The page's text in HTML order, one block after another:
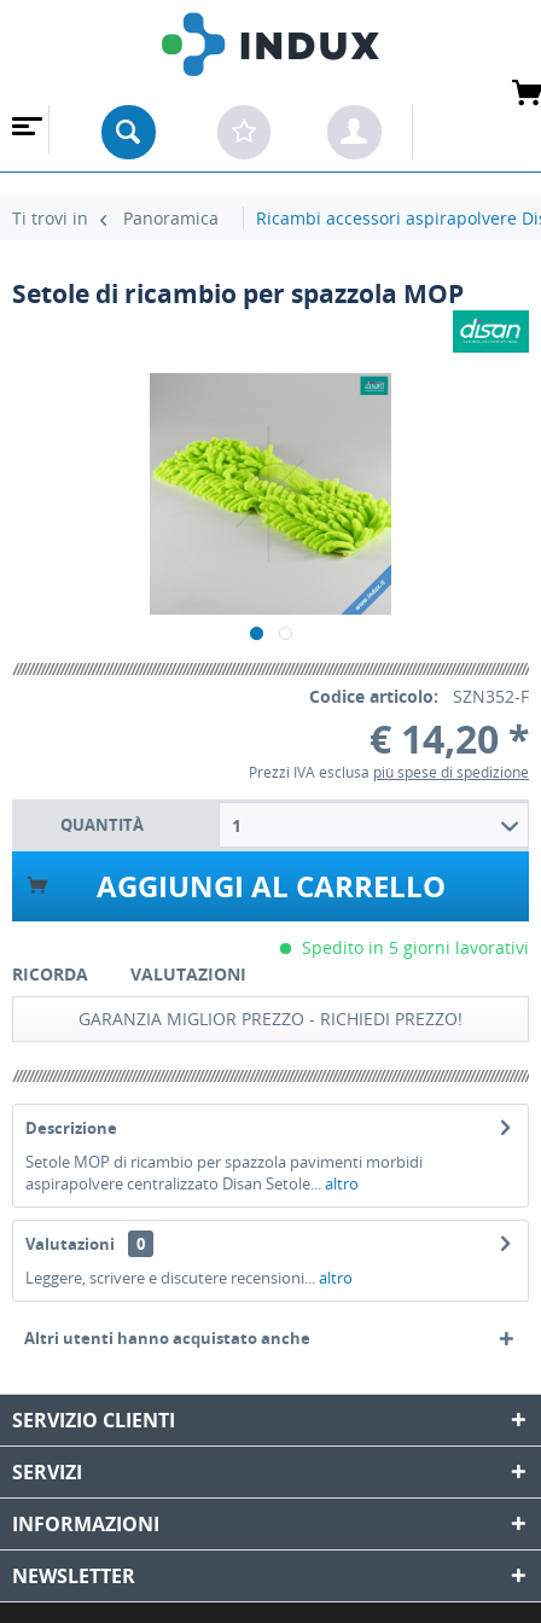
Ti trovi in Panoramica Ricambi accessori aspirapolvere
Setole di ricambio per spazzola MOP
Codice articolo: SZN352-F
€ 14,20 *
Prezzi IVA esclusa più spese di spedizione
QUANTITÀ 1
AGGIUNGI AL CARRELLO
Spedito in 5 giorni lavorativi
RICORDA
VALUTAZIONI
GARANZIA MIGLIOR PREZZO - RICHIEDI PREZZO!
Descrizione
Setole MOP di ricambio per spazzola pavimenti morbidi
aspirapolvere centralizzato Disan Setole...altro
Valutazioni
0
Leggere, scrivere e discutere recensioni...altro
Altri utenti hanno acquistato anche
SERVIZIO CLIENTI
SERVIZI
INFORMAZIONI
NEWSLETTER